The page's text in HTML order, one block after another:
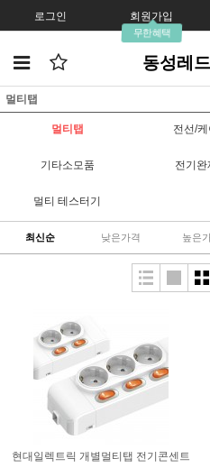
로그인 회원가입
무한혜택
동성레
멀티탭
멀티탭 전선/
기타소모품 전기완
멀티 테스터기
최신순 낮은가격 높은
현대일렉트릭 개별멀티탭 전기콘센트